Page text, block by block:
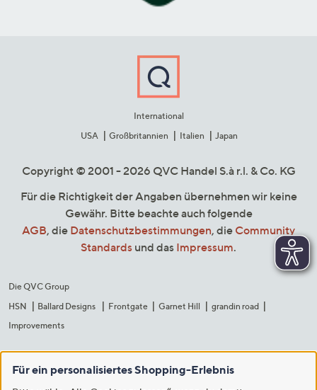
International
USA
Großbritannien Italien Japan
Copyright © 2001 - 2026 QVC Handel S.à r.l. & Co. KG
Für die Richtigkeit der Angaben übernehmen wir keine
Gewähr. Bitte beachte auch folgende
AGB, die Datenschutzbestimmungen, die Community
Standards und das Impressum.
Die QVC Group
HSN
Ballard Designs Frontgate Garnet Hill
grandin road
Improvements
Für ein personalisiertes Shopping-Erlebnis